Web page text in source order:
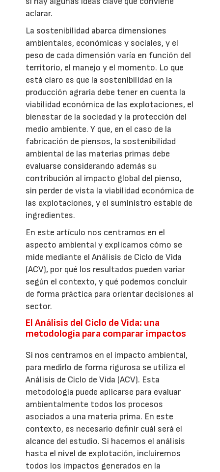
aclarar.
La sostenibilidad abarca dimensiones
ambientales, económicas y sociales, y el
peso de cada dimensión varía en función del
territorio, el manejo y el momento. Lo que
está claro es que la sostenibilidad en la
producción agraria debe tener en cuenta la
viabilidad económica de las explotaciones, el
bienestar de la sociedad y la protección del
medio ambiente. Y que, en el caso de la
fabricación de piensos, la sostenibilidad
ambiental de las materias primas debe
evaluarse considerando además su
contribución al impacto global del pienso,
sin perder de vista la viabilidad económica de
las explotaciones, y el suministro estable de
ingredientes.
En este artículo nos centramos en el
aspecto ambiental y explicamos cómo se
mide mediante el Análisis de Ciclo de Vida
(ACV), por qué los resultados pueden variar
según el contexto, y qué podemos concluir
de forma práctica para orientar decisiones al
sector.
El Análisis del Ciclo de Vida: una
metodología para comparar impactos
Si nos centramos en el impacto ambiental,
para medirlo de forma rigurosa se utiliza el
Análisis de Ciclo de Vida (ACV). Esta
metodología puede aplicarse para evaluar
ambientalmente todos los procesos
asociados a una materia prima. En este
contexto, es necesario definir cuál será el
alcance del estudio. Si hacemos el análisis
hasta el nivel de explotación, incluiremos
todos los impactos generados en la